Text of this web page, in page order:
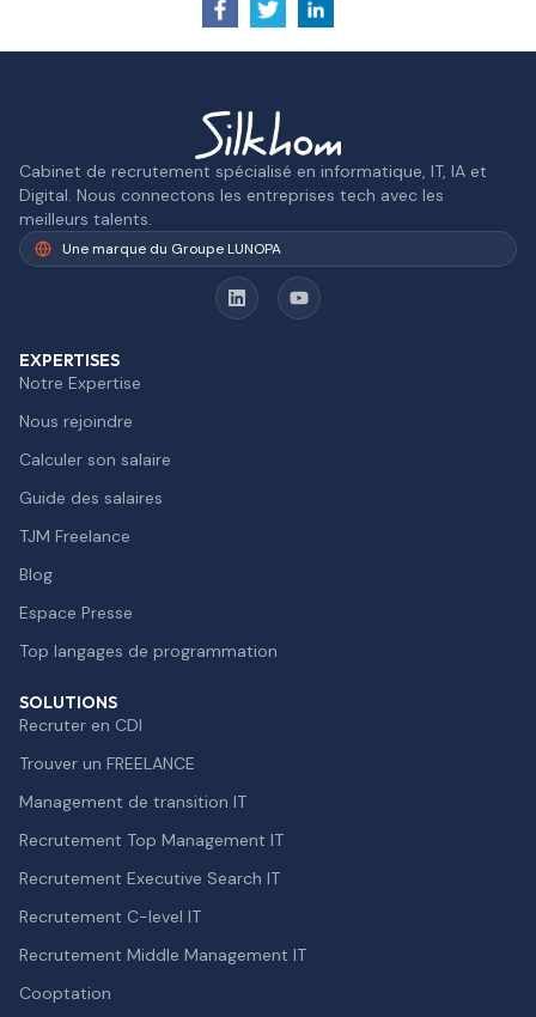
Cabinet de recrutement spécialisé en informatique, IT, IA et
Digital. Nous connectons les entreprises tech avec les
meilleurs talents.
Une marque du Groupe LUNOPA
EXPERTISES
Notre Expertise
Nous rejoindre
Calculer son salaire
Guide des salaires
TJM Freelance
Blog
Espace Presse
Top langages de programmation
SOLUTIONS
Recruter en CDI
Trouver un FREELANCE
Management de transition IT
Recrutement Top Management IT
Recrutement Executive Search IT
Recrutement C-level IT
Recrutement Middle Management IT
Cooptation